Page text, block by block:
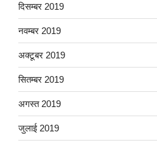
दिसम्बर 2019
नवम्बर 2019
अक्टूबर 2019
सितम्बर 2019
अगस्त 2019
जुलाई 2019